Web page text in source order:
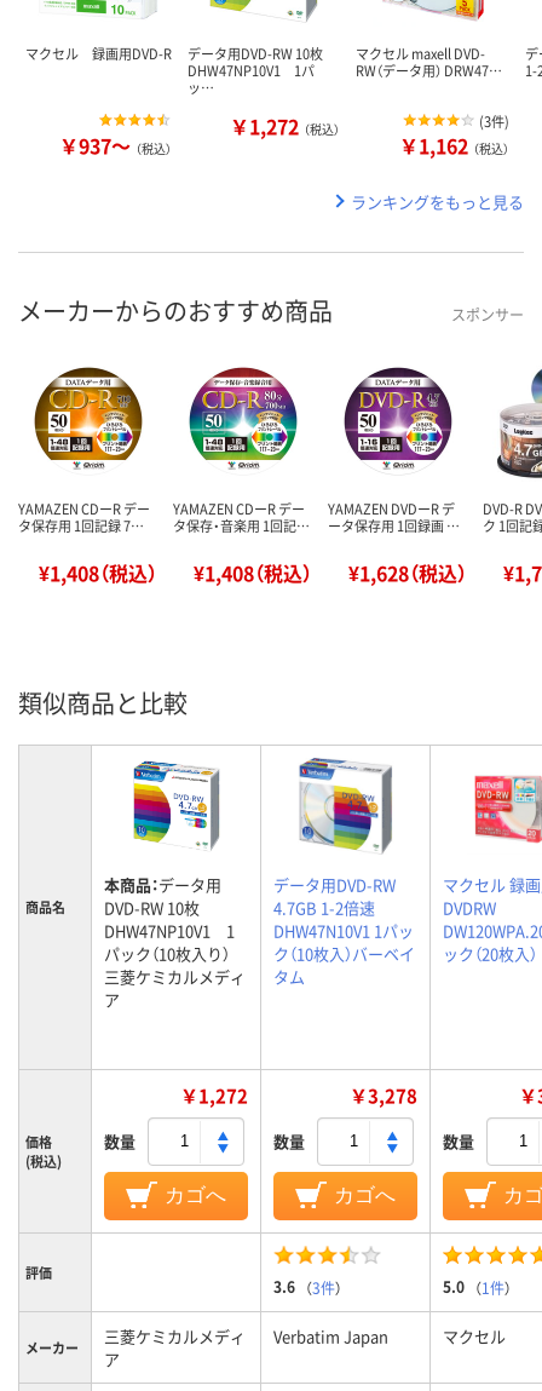
マクセル 録画用DVD-R
￥937～ （税込）
データ用DVD-RW 10枚
DHW47NP10V1 1パ
ッ…
￥1,272 （税込）
マクセル maxell DVD-
RW（データ用） DRW47…
(3件)
￥1,162 （税込）
デ
1-
ランキングをもっと見る
メーカーからのおすすめ商品 スポンサー
YAMAZEN CDーR デー
タ保存用 1回記録 7…
¥1,408（税込）
YAMAZEN CDーR デー
タ保存・音楽用 1回記…
¥1,408（税込）
YAMAZEN DVDーR デ
ータ保存用 1回録画 …
¥1,628（税込）
DVD-R
ク 1回記
類似商品と比較
商品名
本商品：データ用
DVD-RW 10枚
DHW47NP10V1 1
パック（10枚入り）
三菱ケミカルメディ
ア
データ用DVD-RW
4.7GB 1-2倍速
DHW47N10V1 1パッ
ク（10枚入）バーベイ
タム
マクセル 録
DVDRW
ック（20枚入）
価格
(税込)
￥1,272
数量
カゴへ
￥3,278
数量
カゴへ
数量
カ
評価
3.6 （3件） 5.0 （1件）
メーカー
三菱ケミカルメディ
ア
Verbatim Japan マクセル